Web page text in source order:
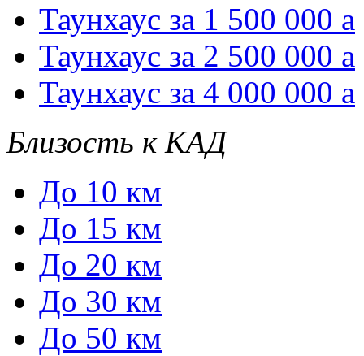
Таунхаус за 1 500 000 a
Таунхаус за 2 500 000 a
Таунхаус за 4 000 000 a
Близость к КАД
До 10 км
До 15 км
До 20 км
До 30 км
До 50 км